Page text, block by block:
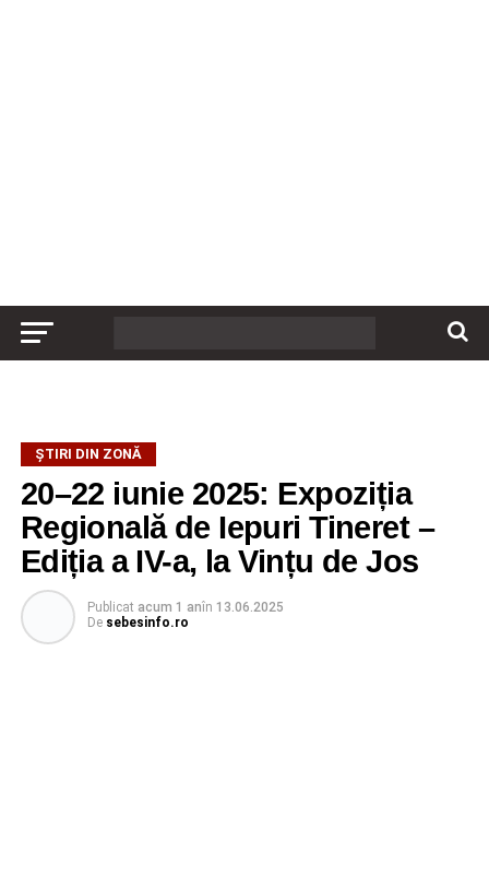
ȘTIRI DIN ZONĂ
20–22 iunie 2025: Expoziția
Regională de Iepuri Tineret –
Ediția a IV-a, la Vințu de Jos
Publicat acum 1 anîn 13.06.2025
De sebesinfo.ro